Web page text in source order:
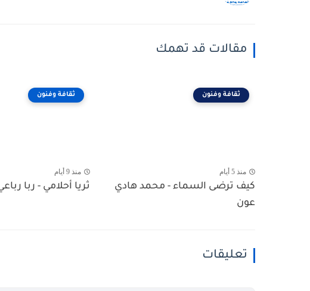
مقالات قد تهمك
ثقافة وفنون
منذ 5 أيام
كيف ترضى السماء - محمد هادي
عون
ثقافة وفنون
منذ 9 أيام
ثريا أحلامي - ربا
تعليقات